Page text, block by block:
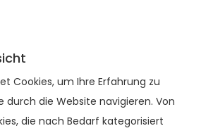
Cookies, um Ihre Erfahrung zu
durch die Website navigieren. Von
die nach Bedarf kategorisiert